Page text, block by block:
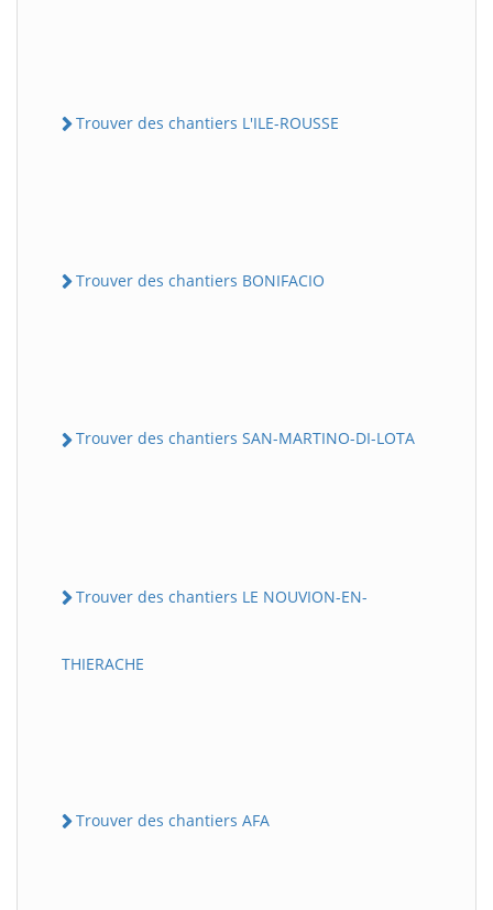
Trouver des chantiers L'ILE-ROUSSE
Trouver des chantiers BONIFACIO
Trouver des chantiers SAN-MARTINO-DI-LOTA
Trouver des chantiers LE NOUVION-EN-
THIERACHE
Trouver des chantiers AFA